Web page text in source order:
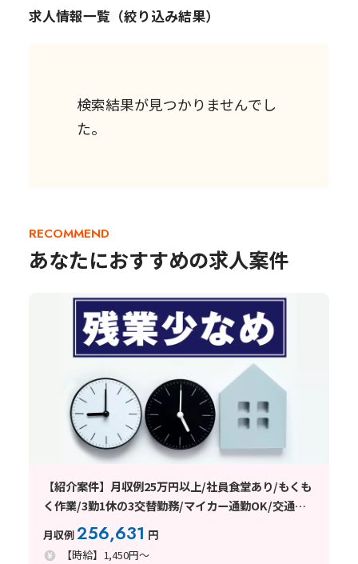
求人情報一覧（絞り込み結果）
検索結果が見つかりませんでし
た。
RECOMMEND
あなたにおすすめの求人案件
【紹介案件】月収例25万円以上/社員食堂あり/もくも
く作業/3勤1休の3交替勤務/マイカー通勤OK/交通費
支給あり/日払い・週払い制度あり
月収例256,631 円
【時給】1,450円～